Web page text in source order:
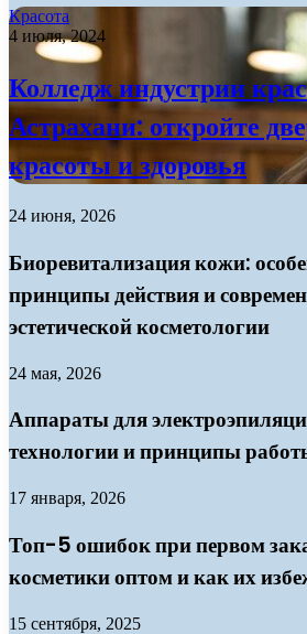
Красота
4 июля, 2024
Колледж индустрии
Астрахани: откройте
красоты и здоровья
24 июня, 2026
Биоревитализация кожи:
принципы действия и
эстетической косметологии
24 мая, 2026
Аппараты для
технологии и принципы
17 января, 2026
Топ-5 ошибок при первом
косметики оптом и как их
15 сентября, 2025